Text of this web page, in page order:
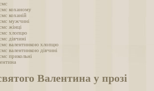
коханому
коханій
мужчині
жінці
хлопцю
дівчині
валентинкою хлопцю
валентинкою дівчині
прикольні
Валентина у прозі